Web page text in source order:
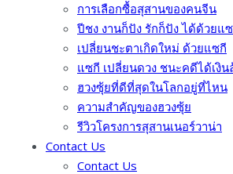
การเลือกซื้อสุสานของคนจีน
ปีชง งานก็ปัง รักก็ปัง ได้ด้วยแ
เปลี่ยนชะตาเกิดใหม่ ด้วยแซกี
แซกี เปลี่ยนดวง ชนะคดีได้เงิน
ฮวงซุ้ยที่ดีที่สุดในโลกอยู่ที่ไหน
ความสำคัญของฮวงซุ้ย
รีวิวโครงการสุสานเนอร์วาน่า
Contact Us
Contact Us